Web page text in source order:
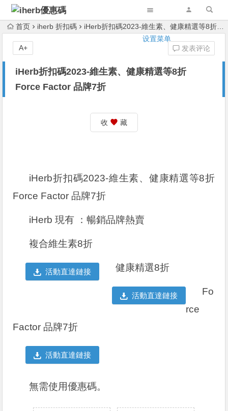
设置菜单
首页 iherb 折扣碼 iHerb折扣碼2023-維生素、健康精選等8折 Force Factor 品牌7折
iHerb折扣碼2023-維生素、健康精選等8折
Force Factor 品牌7折
发表评论
A+
收 藏
iHerb折扣碼2023-維生素、健康精選等8折
Force Factor 品牌7折
iHerb 現有 ：暢銷品牌熱賣
複合維生素8折
活動直達鏈接 健康精選8折
活動直達鏈接
Fo
rce
Factor 品牌7折
活動直達鏈接
無需使用優惠碼。